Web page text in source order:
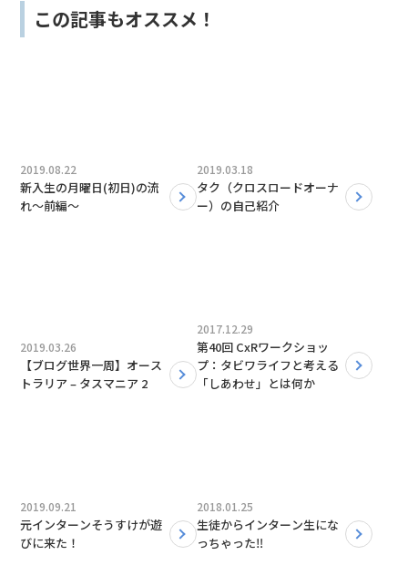
この記事もオススメ！
2019.08.22
新入生の月曜日(初日)の流
れ〜前編〜
2019.03.18
タク（クロスロードオーナ
ー）の自己紹介
2019.03.26
【ブログ世界一周】オース
トラリア – タスマニア 2
2017.12.29
第40回 CxRワークショッ
プ：タビワライフと考える
「しあわせ」とは何か
2019.09.21
元インターンそうすけが遊
びに来た！
2018.01.25
生徒からインターン生にな
っちゃった‼︎